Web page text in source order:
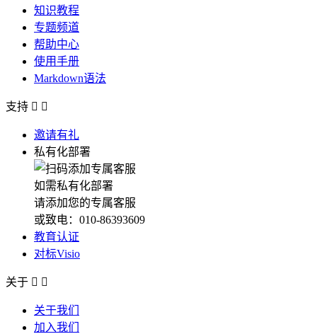
知识教程
专题频道
帮助中心
使用手册
Markdown语法
支持  
邀请有礼
私有化部署
如需私有化部署
请添加您的专属客服
或致电：010-86393609
教育认证
对标Visio
关于  
关于我们
加入我们